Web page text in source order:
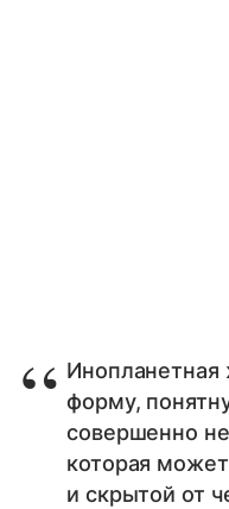
форму,
совершенно
которая
и скрытой от